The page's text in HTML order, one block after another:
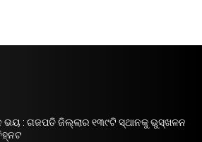
ଭୟ : ଗଜପତି ଜିଲ୍ଲାର ୧୩୯ଟି ସ୍ଥାନକୁ ଭୁସ୍ଖଳନ